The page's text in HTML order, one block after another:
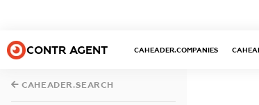
CONTR AGENT CAHEADER.COMPANIES
CAHEADER.SEARCH